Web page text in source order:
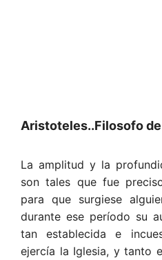
Aristoteles..Filosofo de
La amplitud y la
son tales que fue
para que surgiese
durante ese período su
tan establecida e
ejercía la Iglesia, y tanto